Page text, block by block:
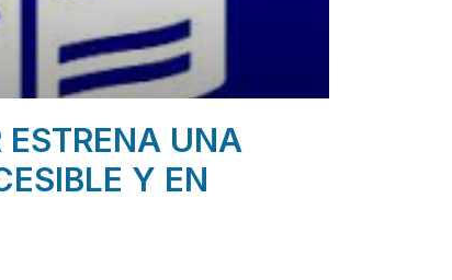
ESTRENA UNA
Y EN